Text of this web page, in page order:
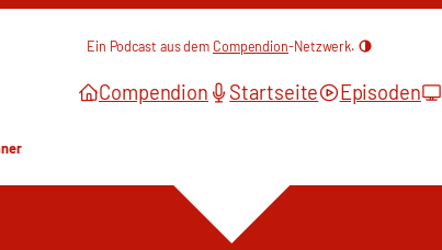
Ein Podcast aus dem Compendion-Netzwerk.
Compendion Startseite Episoden